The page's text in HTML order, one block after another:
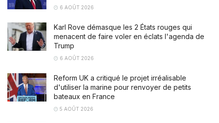
6 AOÛT 2026
Karl Rove démasque les 2 États rouges qui
menacent de faire voler en éclats l'agenda de
Trump
6 AOÛT 2026
Reform UK a critiqué le projet irréalisable
d'utiliser la marine pour renvoyer de petits
bateaux en France
5 AOÛT 2026